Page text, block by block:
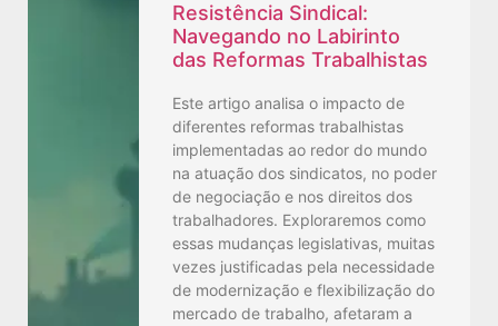
Resistência Sindical:
Navegando no Labirinto
das Reformas Trabalhistas
Este artigo analisa o impacto de
diferentes reformas trabalhistas
implementadas ao redor do mundo
na atuação dos sindicatos, no poder
de negociação e nos direitos dos
trabalhadores. Exploraremos como
essas mudanças legislativas, muitas
vezes justificadas pela necessidade
de modernização e flexibilização do
mercado de trabalho, afetaram a